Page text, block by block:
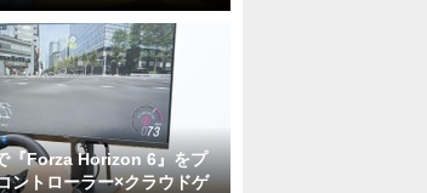
『Forza Horizon 6』をプ
ントローラー×クラウドゲ